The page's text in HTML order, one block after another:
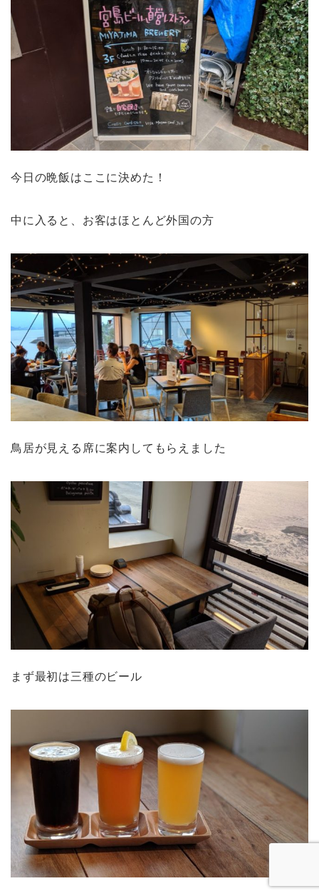
今日の晩飯はここに決めた！
中に入ると、お客はほとんど外国の方
鳥居が見える席に案内してもらえました
まず最初は三種のビール